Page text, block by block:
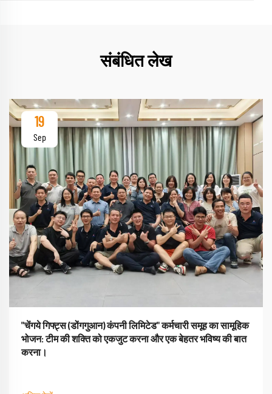
संबंधित लेख
19
Sep
"चेंगये गिफ्ट्स (डोंगगुआन) कंपनी लिमिटेड" कर्मचारी समूह का सामूहिक
भोजन: टीम की शक्ति को एकजुट करना और एक बेहतर भविष्य की बात
करना।